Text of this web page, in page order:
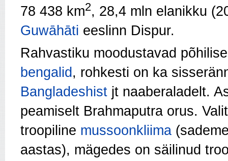
78 438 km2, 28,4 mln elanikku
Guwāhāti eeslinn Dispur.
Rahvastiku moodustavad
bengalid , rohkesti on ka
Bangladeshist jt naaberaladelt.
peamiselt Brahmaputra orus.
troopiline mussoonkliima
aastas), mägedes on säilinud